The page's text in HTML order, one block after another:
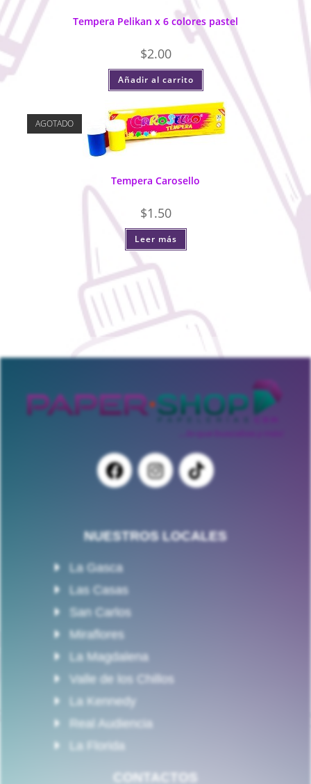
Tempera Pelikan x 6 colores pastel
$2.00
Añadir al carrito
AGOTADO
Tempera Carosello
$1.50
Leer más
NUESTROS LOCALES
La Gasca
Las Casas
San Carlos
Miraflores
La Magdalena
Valle de los Chillos
La Kennedy
Real Audiencia
La Florida
CONTACTOS